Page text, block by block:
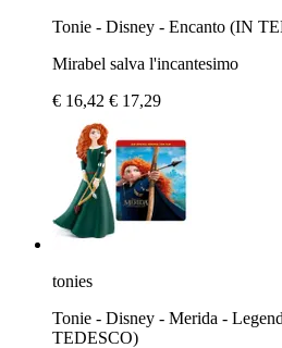
Tonie - Disney - Encanto (IN
Mirabel salva l'incantesimo
€ 16,42 € 17,29
tonies
Tonie - Disney - Merida -
TEDESCO)